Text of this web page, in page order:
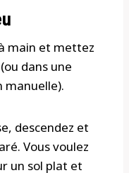
main et mettez
dans une
manuelle).
descendez et
Vous voulez
un sol plat et